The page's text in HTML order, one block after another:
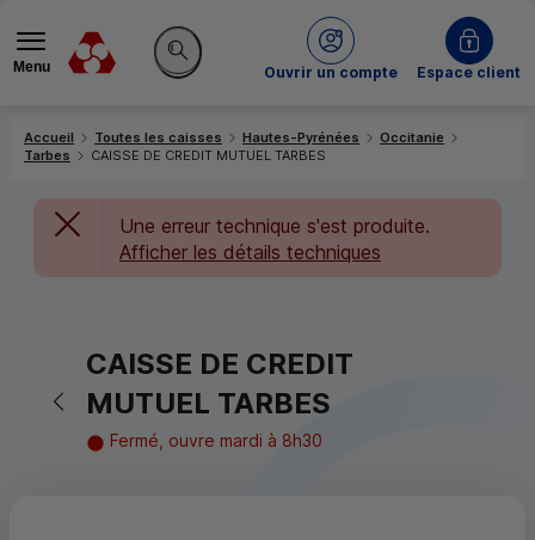
Menu
Rechercher sur le site
Ouvrir un compte
du Crédit MutuelEspace client
Accueil Toutes les caisses Hautes-Pyrénées
Occitanie
Tarbes
CAISSE DE CREDIT MUTUEL TARBES
Une erreur technique s'est produite.
Afficher les détails techniques
Retour vers la page précédente
CAISSE DE CREDIT
MUTUEL TARBES
Fermé, ouvre mardi à 8h30